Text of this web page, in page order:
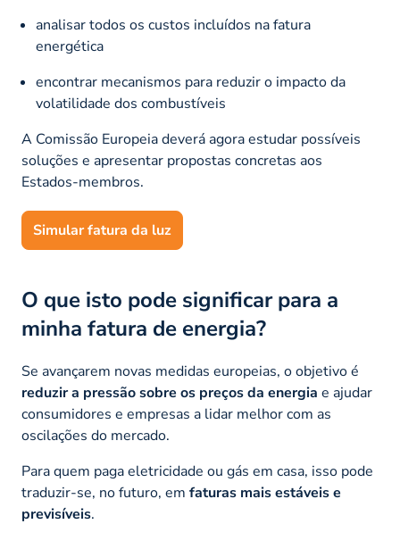
analisar todos os custos incluídos na fatura
energética
encontrar mecanismos para reduzir o impacto da
volatilidade dos combustíveis
A Comissão Europeia deverá agora estudar possíveis
soluções e apresentar propostas concretas aos
Estados-membros.
Simular fatura da luz
O que isto pode significar para a
minha fatura de energia?
Se avançarem novas medidas europeias, o objetivo é
reduzir a pressão sobre os preços da energia e ajudar
consumidores e empresas a lidar melhor com as
oscilações do mercado.
Para quem paga eletricidade ou gás em casa, isso pode
traduzir-se, no futuro, em faturas mais estáveis e
previsíveis.